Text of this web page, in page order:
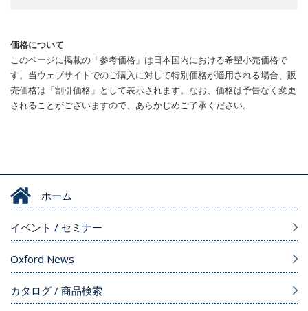
価格について
このページに掲載の「参考価格」は日本国内における希望小売価格で
す。当ウェブサイトでのご購入に対して特別価格が適用される場合、販
売価格は「割引価格」として表示されます。なお、価格は予告なく変更
されることがございますので、あらかじめご了承ください。
ホーム
イベント / セミナー
Oxford News
カタログ / 商品検索